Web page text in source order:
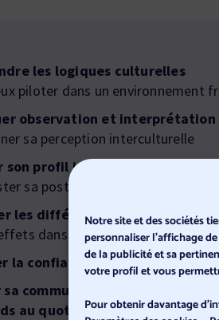
Notre site et des sociétés
personnaliser l’affichage
de la publicité et sa
votre profil et vous
Pour obtenir davantage
les logiques culturelles
piloter dans un environnement
observation et interprétation
sa perception interculturelle
son profil interculturel avec
sa posture de leadership aux
les différences de valeurs
dans le travail franco-
la confiance avec des
communication
au quotidien